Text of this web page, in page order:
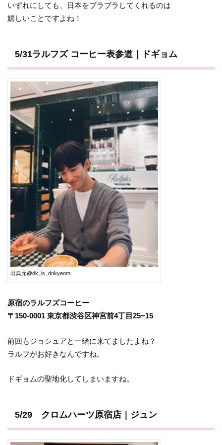
いずれにしても、日本をブラブラしてくれるのは
嬉しいことですよね！
5/31ラルフズ コーヒー表参道｜ドギョム
出典元@dk_is_dokyeom
原宿のラルフズコーヒー
〒150-0001 東京都渋谷区神宮前4丁目25−15
前回もジョシュアと一緒に来てましたよね？
ラルフがお好きなんですね。
ドギョムの聖地化してしまいますね。
5/29 クロムハーツ原宿店｜ジュン